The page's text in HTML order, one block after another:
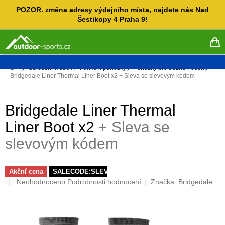
POZOR. změna adresy výdejního místa, najdete nás Nad
Šestikopy 4 Praha 9!
Domů
Oblečení a obuv Funkční ponožky
Ponožky pro běžné nošení
Bridgedale Liner Thermal Liner Boot x2 + Sleva se slevovým kódem
Bridgedale Liner Thermal
Liner Boot x2 + Sleva se
slevovým kódem
Akční cena SALECODE:SLEVAX5:5:%
Průměrné
Neohodnoceno Podrobnosti hodnocení Značka: Bridgedale